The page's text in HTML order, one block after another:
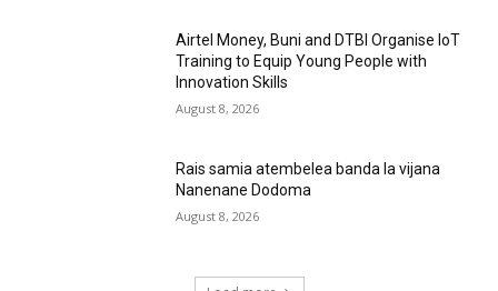
Airtel Money, Buni and DTBI Organise IoT
Training to Equip Young People with
Innovation Skills
August 8, 2026
Rais samia atembelea banda la vijana
Nanenane Dodoma
August 8, 2026